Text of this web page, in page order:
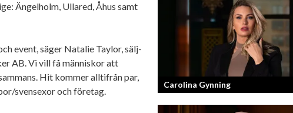
Ängelholm, Ullared, Åhus samt
event, säger Natalie Taylor, sälj-
AB. Vi vill få människor att
Hit kommer alltifrån par,
svensexor och företag.
Denis Manasiev Vukotic driver
Teknikmagasinet mot nya
Carolina Gynning